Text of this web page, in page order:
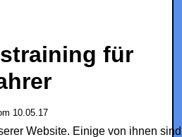
für
10.05.17
Website. Einige von ihnen sind